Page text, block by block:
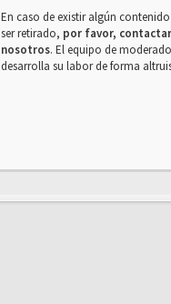
En caso de existir algún
ser retirado, por favor,
nosotros. El equipo de
desarrolla su labor de forma